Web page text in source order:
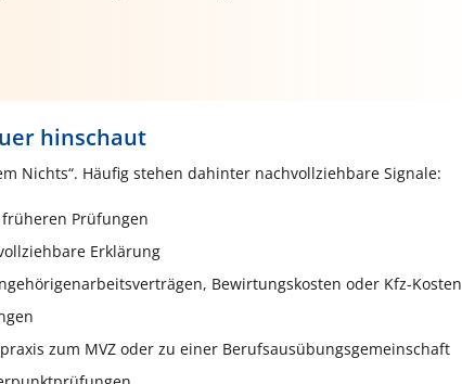
hinschaut
Nichts“. Häufig stehen dahinter nachvollziehbare Signale:
Prüfungen
Erklärung
Bewirtungskosten oder Kfz-Kosten
zum MVZ oder zu einer Berufsausübungsgemeinschaft